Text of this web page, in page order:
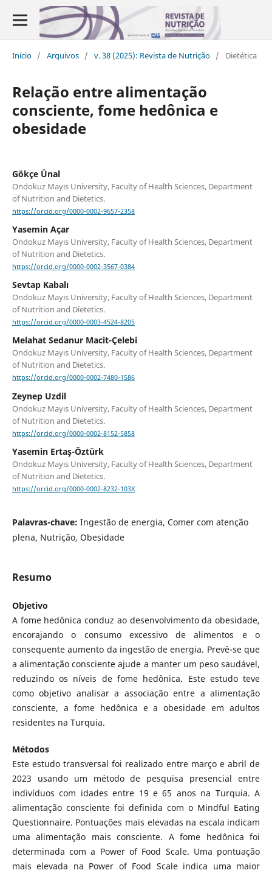
Início / Arquivos / v. 38 (2025): Revista de Nutrição / Dietética
Relação entre alimentação
consciente, fome hedônica e
obesidade
Gökçe Ünal
Ondokuz Mayıs University, Faculty of Health Sciences, Department
of Nutrition and Dietetics.
https://orcid.org/0000-0002-9657-2358
Yasemin Açar
Ondokuz Mayıs University, Faculty of Health Sciences, Department
of Nutrition and Dietetics.
https://orcid.org/0000-0002-3567-0384
Sevtap Kabalı
Ondokuz Mayıs University, Faculty of Health Sciences, Department
of Nutrition and Dietetics.
https://orcid.org/0000-0003-4524-8205
Melahat Sedanur Macit-Çelebi
Ondokuz Mayıs University, Faculty of Health Sciences, Department
of Nutrition and Dietetics.
https://orcid.org/0000-0002-7480-1586
Zeynep Uzdil
Ondokuz Mayıs University, Faculty of Health Sciences, Department
of Nutrition and Dietetics.
https://orcid.org/0000-0002-8152-5858
Yasemin Ertaş-Öztürk
Ondokuz Mayıs University, Faculty of Health Sciences, Department
of Nutrition and Dietetics.
https://orcid.org/0000-0002-8232-103X
Palavras-chave: Ingestão de energia, Comer com atenção
plena, Nutrição, Obesidade
Resumo
Objetivo
A fome hedônica conduz ao desenvolvimento da obesidade,
encorajando o consumo excessivo de alimentos e o
consequente aumento da ingestão de energia. Prevê-se que
a alimentação consciente ajude a manter um peso saudável,
reduzindo os níveis de fome hedônica. Este estudo teve
como objetivo analisar a associação entre a alimentação
consciente, a fome hedônica e a obesidade em adultos
residentes na Turquia.
Métodos
Este estudo transversal foi realizado entre março e abril de
2023 usando um método de pesquisa presencial entre
indivíduos com idades entre 19 e 65 anos na Turquia. A
alimentação consciente foi definida com o Mindful Eating
Questionnaire. Pontuações mais elevadas na escala indicam
uma alimentação mais consciente. A fome hedônica foi
determinada com a Power of Food Scale. Uma pontuação
mais elevada na Power of Food Scale indica uma maior